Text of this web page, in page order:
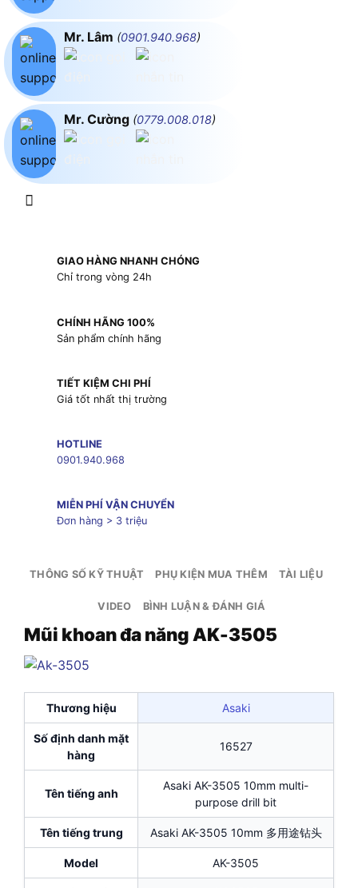
Mr. Lâm (0901.940.968)
Mr. Cường (0779.008.018)
GIAO HÀNG NHANH CHÓNG
Chỉ trong vòng 24h
CHÍNH HÃNG 100%
Sản phẩm chính hãng
TIẾT KIỆM CHI PHÍ
Giá tốt nhất thị trường
HOTLINE
0901.940.968
MIỄN PHÍ VẬN CHUYỂN
Đơn hàng > 3 triệu
THÔNG SỐ KỸ THUẬT PHỤ KIỆN MUA THÊM TÀI LIỆU
VIDEO BÌNH LUẬN & ĐÁNH GIÁ
Mũi khoan đa năng AK-3505
Thương hiệu Asaki
Số định danh mặt
hàng
16527
Tên tiếng anh
Asaki AK-3505 10mm multi-
purpose drill bit
Tên tiếng trung Asaki AK-3505 10mm 多用途钻头
Model AK-3505